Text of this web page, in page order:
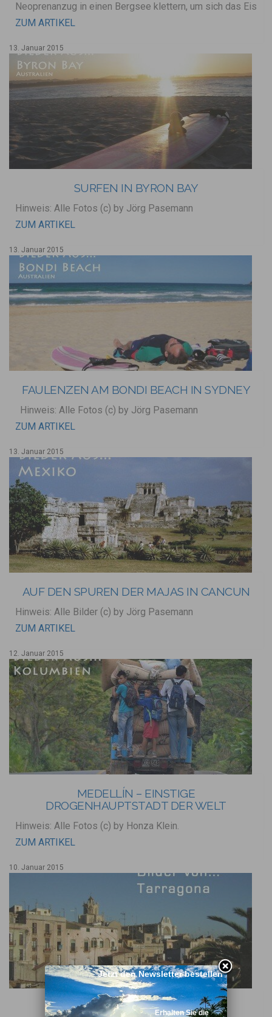
Neoprenanzug in einen Bergsee klettern, um sich das Eis
ZUM ARTIKEL
13. Januar 2015
SURFEN IN BYRON BAY
Hinweis: Alle Fotos (c) by Jörg Pasemann
ZUM ARTIKEL
13. Januar 2015
FAULENZEN AM BONDI BEACH IN SYDNEY
Hinweis: Alle Fotos (c) by Jörg Pasemann
ZUM ARTIKEL
13. Januar 2015
AUF DEN SPUREN DER MAJAS IN CANCUN
Hinweis: Alle Bilder (c) by Jörg Pasemann
ZUM ARTIKEL
12. Januar 2015
MEDELLÍN – EINSTIGE
DROGENHAUPTSTADT DER WELT
Hinweis: Alle Fotos (c) by Honza Klein.
ZUM ARTIKEL
10. Januar 2015
AUF DEN SPUREN DER RÖMER IN
Jetzt den Newsletter bestellen
Erhalten Sie die